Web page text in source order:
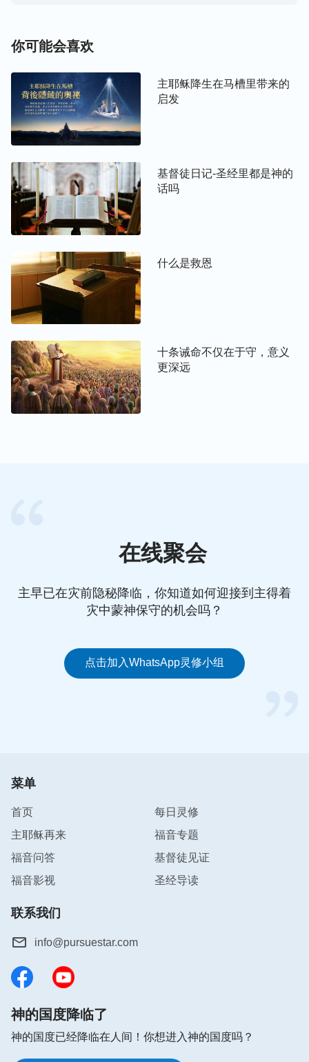
开启我们：“为什么看见你弟兄眼中有刺，却不想自
己流露的是恶毒，而基督徒得有敬畏神之心，不能做
坑人、害人的事。有了这些认识之后，我们就能理性
地对待这事，恨恶自己，不再对别人有无理智的要
求。
所以，不住地祷告能保守我们不活在败坏性情中，借
着不住地祷告接受神鉴察，产生敬畏神之心，按神的
话做自己该做的事，说自己该说的话，不至于做越格
的事得罪神，让神厌憎。
3．不住地祷告能让我们掌握自己的实际情形，使生
命总有长进。
有时我们会因着临到难处，遭到挫折失败常常陷入消
极、软弱的情形中，跟随神没信心，不能在正常的情
形里经历神的作工，心思浑浊，多长时间生命都没有
一点长进。就算我们凭意志克制，但克制来克制去，
那些消极的东西、反面的东西依然摆脱不了。这时
另外，当我们的工作有果效，一切都顺利、安逸的时
的要求了，因为我们每个人一旦做出一点成果时，很
容易活在一种自满自足的情形里，认为自己行，就不
识到我们取得的成绩，都是圣灵的带领，离开神我们
是一事无成。想到箴言书上说：“骄傲在败坏以先；
在正常的情形中来经历神的作工，使生命不断有长
进。
不住地祷告对我们基督徒来说太重要了，是我们与神
相交，获得圣灵作工，免去撒但苦害，蒙神看顾保守
的最好途径，我们每一个基督徒都应重视起来，实行
将灵赐给人，便嘱咐人，若不呼求神不能与神的灵接
通，因而天上的‘卫星电台’不能在地上被接收，在人
但就会乘机而入，而当人用心来接触神的时候，撒但
人所需，但神并不是起初就‘住在’其内，只是时时因
着人的呼求而给予人资助，人因着内在力量的存在得
以刚强，因此撒但不敢随意到此处来‘游玩’，这样人
你可能会喜欢
主耶稣降生在马槽里带来的
启发
基督徒日记-圣经里都是神的
话吗
什么是救恩
十条诫命不仅在于守，意义
更深远
在线聚会
主早已在灾前隐秘降临，你知道如何迎接到主得着
灾中蒙神保守的机会吗？
点击加入WhatsApp灵修小组
菜单
首页
每日灵修
主耶稣再来
福音专题
福音问答
基督徒见证
福音影视
圣经导读
联系我们
info@pursuestar.com
神的国度降临了
神的国度已经降临在人间！你想进入神的国度吗？